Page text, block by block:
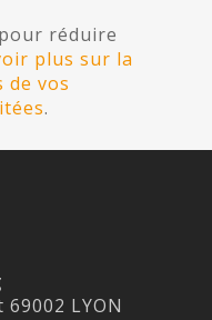
réduire
plus sur la
de vos
.
LYON